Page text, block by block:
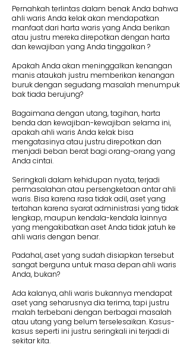
Pernahkah terlintas dalam benak Anda bahwa
ahli waris Anda kelak akan mendapatkan
manfaat dari harta waris yang Anda berikan
atau justru mereka direpotkan dengan harta
dan kewajiban yang Anda tinggalkan ?
Apakah Anda akan meninggalkan kenangan
manis ataukah justru memberikan kenangan
buruk dengan segudang masalah menumpuk
bak tiada berujung?
Bagaimana dengan utang, tagihan, harta
benda dan kewajiban-kewajiban selama ini,
apakah ahli waris Anda kelak bisa
mengatasinya atau justru direpotkan dan
menjadi beban berat bagi orang-orang yang
Anda cintai.
Seringkali dalam kehidupan nyata, terjadi
permasalahan atau persengketaan antar ahli
waris. Bisa karena rasa tidak adil, aset yang
tertahan karena syarat administrasi yang tidak
lengkap, maupun kendala-kendala lainnya
yang mengakibatkan aset Anda tidak jatuh ke
ahli waris dengan benar.
Padahal, aset yang sudah disiapkan tersebut
sangat berguna untuk masa depan ahli waris
Anda, bukan?
Ada kalanya, ahli waris bukannya mendapat
aset yang seharusnya dia terima, tapi justru
malah terbebani dengan berbagai masalah
atau utang yang belum terselesaikan. Kasus-
kasus seperti ini justru seringkali ini terjadi di
sekitar kita.